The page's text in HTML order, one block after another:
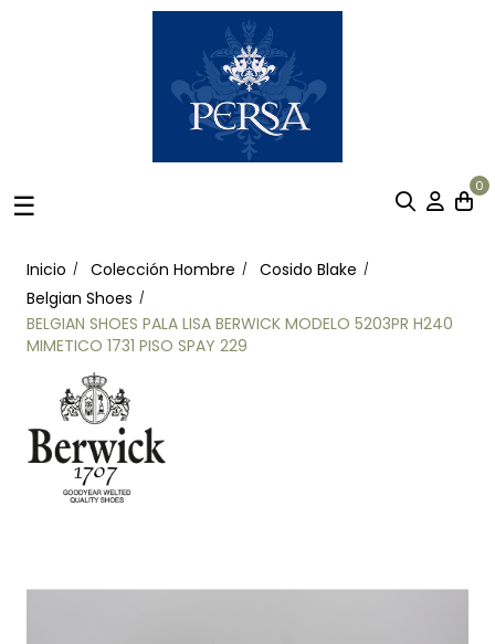
Navegación
palanca
☰
0
Inicio Colección Hombre
Cosido Blake
Belgian Shoes
BELGIAN SHOES PALA LISA BERWICK MODELO 5203PR H240
MIMETICO 1731 PISO SPAY 229